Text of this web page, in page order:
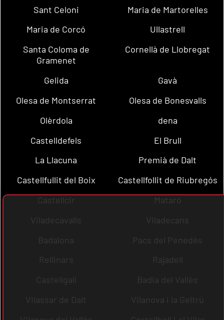
Sant Celoni
Maria de Martorelles
Maria de Corcó
Ullastrell
Santa Coloma de
Gramenet
Cornellà de Llobregat
Gelida
Gavà
Olesa de Montserrat
Olesa de Bonesvalls
Olèrdola
dena
Castelldefels
El Brull
La Llacuna
Premià de Dalt
Castellfullit del Boix
Castellfollit de Riubregós
Castellcir
Mataró
Viladecavalls
Viladecans
Badalona
Pacs del Penedès
Rellinars
Rajadell
Castellgalí
Badia del Vallès
Vilassar de Dalt
Vilanova i la Geltrú